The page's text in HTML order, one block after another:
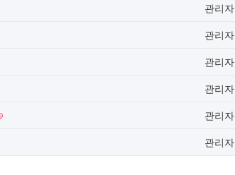
관리자
관리자
관리자
관리자
관리자
관리자